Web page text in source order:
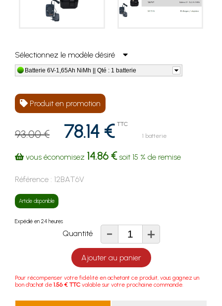
Sélectionnez le modèle désiré
Batterie 6V-1,65Ah NiMh || Qté : 1 batterie
Produit en promotion
93.00 € 78.14 € TTC
1 batterie
vous économisez 14.86 €soit 15 % de remise
Référence : 12BAT6V
Article disponible
Expédié en 24 heures
Quantité - +
Ajouter au panier
Pour récompenser votre fidélité en achetant ce produit, vous gagnez un
bon d'achat de 1.56 € TTC valable sur votre prochaine commande.